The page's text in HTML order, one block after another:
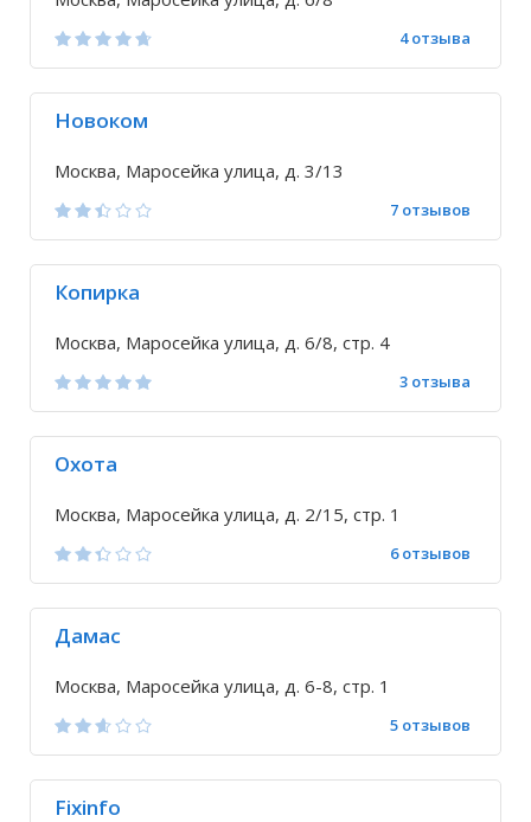
4 отзыва
Новоком
Москва, Маросейка улица, д. 3/13
7 отзывов
Копирка
Москва, Маросейка улица, д. 6/8, стр. 4
3 отзыва
Охота
Москва, Маросейка улица, д. 2/15, стр. 1
6 отзывов
Дамас
Москва, Маросейка улица, д. 6-8, стр. 1
5 отзывов
Fixinfo